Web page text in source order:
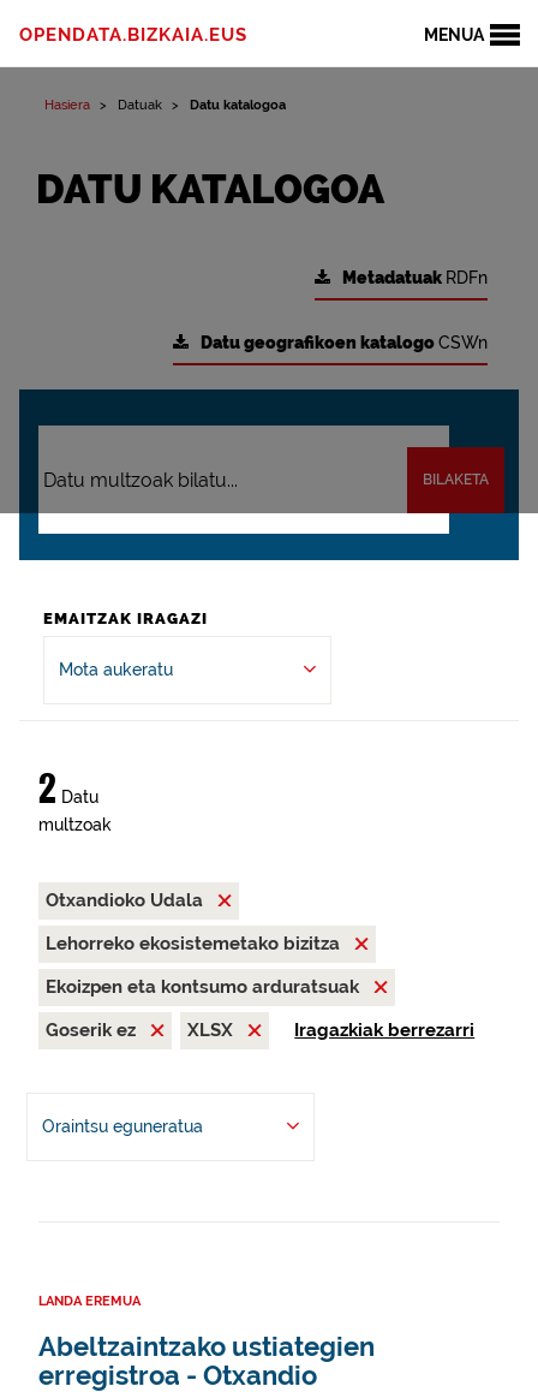
MENUA
OPENDATA.BIZKAIA.EUS
Hasiera Datuak Datu katalogoa
DATU KATALOGOA
Metadatuak RDFn
Datu geografikoen katalogoCSWn
BILAKETA
EMAITZAK IRAGAZI
Mota aukeratu
2 Datu
multzoak
Otxandioko Udala
Lehorreko ekosistemetako bizitza
Ekoizpen eta kontsumo arduratsuak
Goserik ez
XLSX Iragazkiak berrezarri
Oraintsu eguneratua
LANDA EREMUA
Abeltzaintzako ustiategien
erregistroa - Otxandio